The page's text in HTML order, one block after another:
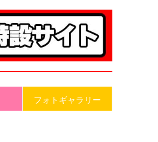
フォトギャラリー